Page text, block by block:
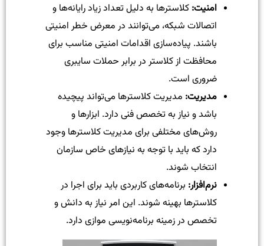
امنیت: کلاستر‌ها به دلیل تعداد زیاد رایانه‌ها و
اتصالات شبکه، می‌توانند در معرض خطر امنیتی
باشند. پیاده‌سازی اقدامات امنیتی مناسب برای
محافظت از کلاستر در برابر حملات سایبری
ضروری است.
مدیریت: مدیریت کلاستر‌ها می‌تواند پیچیده
باشد و نیاز به تخصص فنی دارد. ابزارها و
روش‌های مختلفی برای مدیریت کلاستر‌ها وجود
دارد که باید با توجه به نیازهای خاص سازمان
انتخاب شوند.
نرم‌افزار: برنامه‌های کاربردی باید برای اجرا در
کلاستر‌ها بهینه شوند. این امر نیاز به دانش و
تخصص در زمینه برنامه‌نویسی موازی دارد.